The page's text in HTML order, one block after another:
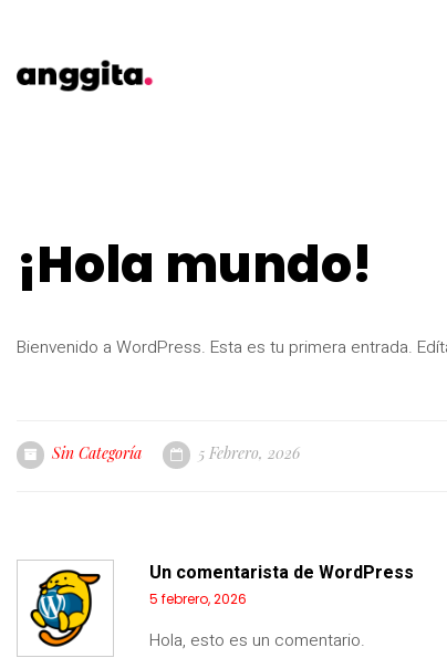
¡Hola mundo!
Bienvenido a WordPress. Esta es tu primera entrada.
Sin Categoría 5 Febrero, 2026
Un comentarista de WordPress
5 febrero, 2026
Hola, esto es un comentario.